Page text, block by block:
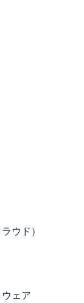
ウド）
ェア